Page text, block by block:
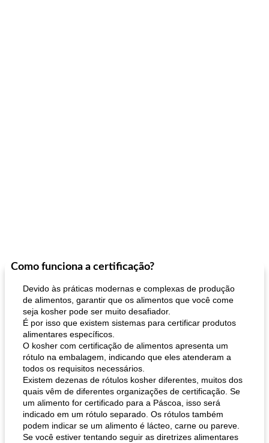
Como funciona a certificação?
Devido às práticas modernas e complexas de produção
de alimentos, garantir que os alimentos que você come
seja kosher pode ser muito desafiador.
É por isso que existem sistemas para certificar produtos
alimentares específicos.
O kosher com certificação de alimentos apresenta um
rótulo na embalagem, indicando que eles atenderam a
todos os requisitos necessários.
Existem dezenas de rótulos kosher diferentes, muitos dos
quais vêm de diferentes organizações de certificação. Se
um alimento for certificado para a Páscoa, isso será
indicado em um rótulo separado. Os rótulos também
podem indicar se um alimento é lácteo, carne ou pareve.
Se você estiver tentando seguir as diretrizes alimentares